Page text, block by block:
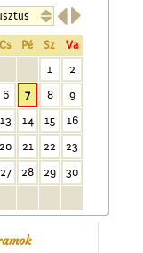

Cs Pé Sz
Va
1
2
6 7 8
9
13 14 15
16
20 21 22
23
27 28 29
30
vendéglő
portréja